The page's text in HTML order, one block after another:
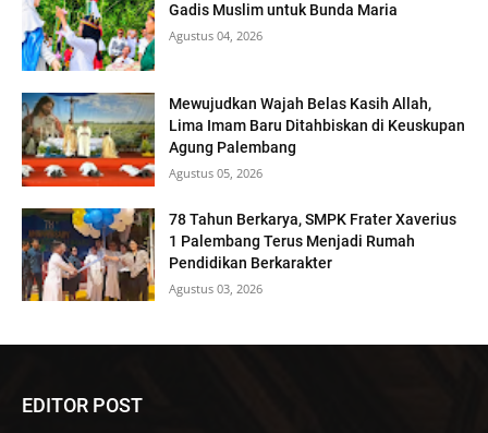
Gadis Muslim untuk Bunda Maria
Agustus 04, 2026
Mewujudkan Wajah Belas Kasih Allah,
Lima Imam Baru Ditahbiskan di Keuskupan
Agung Palembang
Agustus 05, 2026
78 Tahun Berkarya, SMPK Frater Xaverius
1 Palembang Terus Menjadi Rumah
Pendidikan Berkarakter
Agustus 03, 2026
EDITOR POST